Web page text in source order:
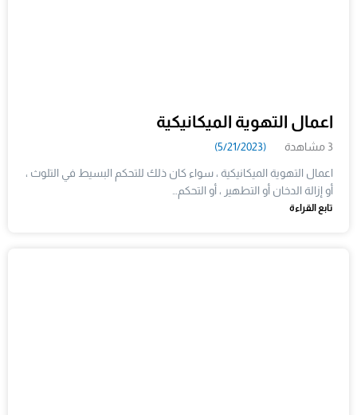
اعمال التهوية الميكانيكية
3 مشاهدة (5/21/2023)
اعمال التهوية الميكانيكية ، سواء كان ذلك للتحكم البسيط في التلوث ،
أو إزالة الدخان أو التطهير ، أو التحكم…
تابع القراءة